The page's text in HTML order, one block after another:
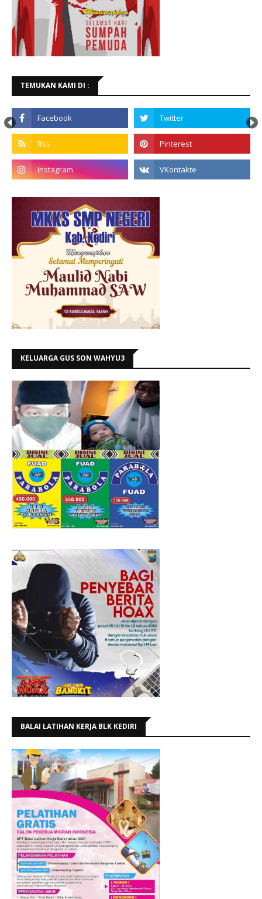
TEMUKAN KAMI DI :
KELUARGA GUS SON WAHYU3
BALAI LATIHAN KERJA BLK KEDIRI